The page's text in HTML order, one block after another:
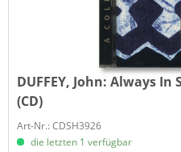
DUFFEY, John: Always In
(CD)
Art-Nr.: CDSH3926
die letzten 1 verfügbar